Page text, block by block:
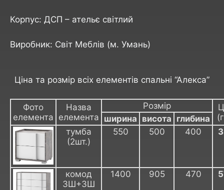
Корпус: ДСП – ательє світлий
Виробник: Світ Меблів (м. Умань)
Ціна та розмір всіх елементів спальні “Алекса”​
Фото
елемента
Назва
елемента
Розмір
ширина висота глибина
тумба
(2шт.)
550 500 400
комод
3Ш+3Ш
1400 905 470